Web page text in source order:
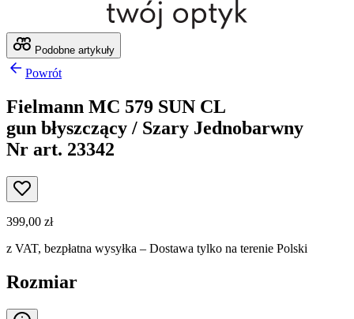
Podobne artykuły
Powrót
Fielmann MC 579 SUN CL
gun błyszczący / Szary Jednobarwny
Nr art. 23342
399,00 zł
z VAT, bezpłatna wysyłka – Dostawa tylko na terenie Polski
Rozmiar